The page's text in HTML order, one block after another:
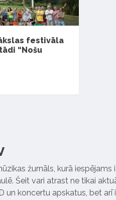
festivāla
“Nošu
žurnāls, kurā
Šeit vari atrast ne tikai
un koncertu apskatus, bet